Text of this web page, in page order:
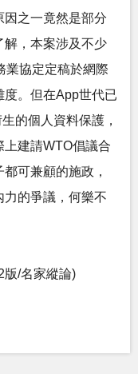
因之一竟然是部分
解，本案涉及不少
業協定定稿於網際
。但在App世代已
的個人資料保護，
建請WTO倡議合
可兼顧的施政，
的爭議，何樂不
版/名家縱論)